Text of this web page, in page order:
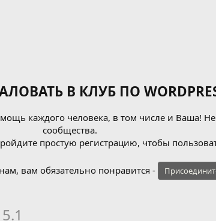
В КЛУБ ПО
каждого человека, в том числе и Ваша! Не
сообщества.
простую регистрацию, чтобы
вам обязательно понравится -
5.1